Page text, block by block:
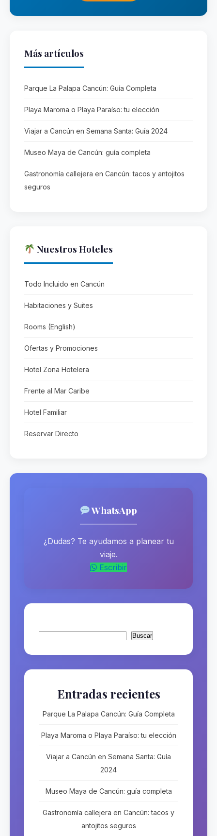
Más artículos
Parque La Palapa Cancún: Guía Completa
Playa Maroma o Playa Paraíso: tu elección
Viajar a Cancún en Semana Santa: Guía 2024
Museo Maya de Cancún: guía completa
Gastronomía callejera en Cancún: tacos y antojitos
seguros
Nuestros Hoteles
Todo Incluido en Cancún
Habitaciones y Suites
Rooms (English)
Ofertas y Promociones
Hotel Zona Hotelera
Frente al Mar Caribe
Hotel Familiar
Reservar Directo
WhatsApp
¿Dudas? Te ayudamos a planear tu
viaje.
Escribir
Buscar
Entradas recientes
Parque La Palapa Cancún: Guía Completa
Playa Maroma o Playa Paraíso: tu elección
Viajar a Cancún en Semana Santa: Guía
2024
Museo Maya de Cancún: guía completa
Gastronomía callejera en Cancún: tacos y
antojitos seguros